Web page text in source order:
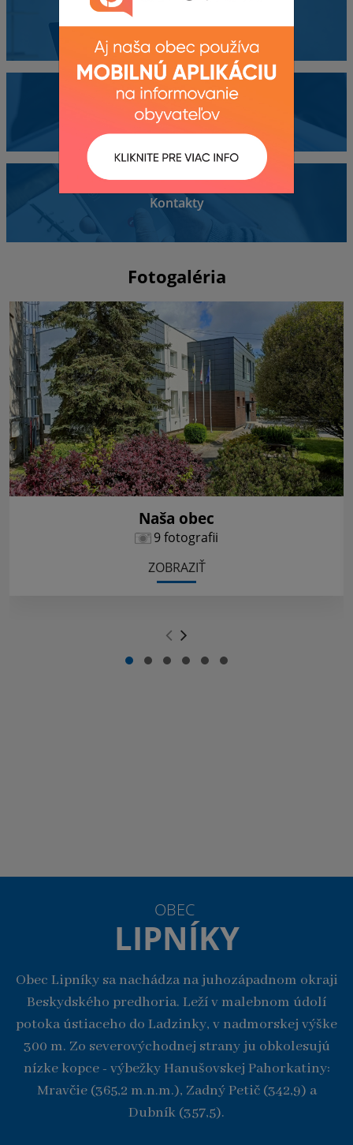
Dokumenty
Kontakty
Fotogaléria
Naša obec
9 fotografii
ZOBRAZIŤ
OBEC
LIPNÍKY
Obec Lipníky sa nachádza na juhozápadnom okraji
Beskydského predhoria. Leží v malebnom údolí
potoka ústiaceho do Ladzinky, v nadmorskej výške
300 m. Zo severovýchodnej strany ju obkolesujú
nízke kopce - výbežky Hanušovskej Pahorkatiny:
Mravčie (365,2 m.n.m.), Zadný Petič (342,9) a
Dubník (357,5).